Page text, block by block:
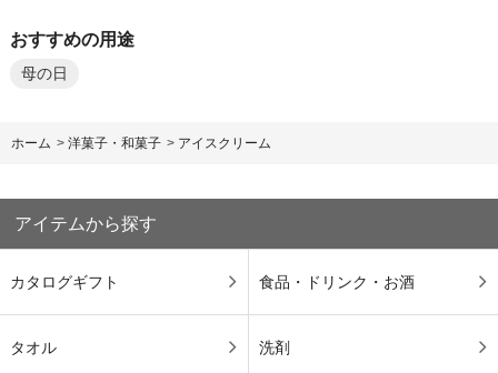
おすすめの用途
母の日
ホーム > 洋菓子・和菓子 > アイスクリーム
アイテムから探す
カタログギフト 食品・ドリンク・お酒
タオル 洗剤